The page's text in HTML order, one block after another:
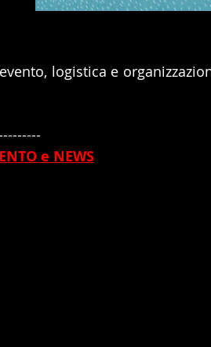
logistica e
e NEWS